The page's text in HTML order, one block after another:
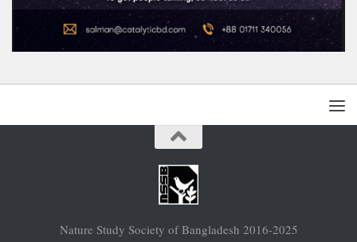
Nature Study Society of Bangladesh 2016-2025